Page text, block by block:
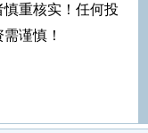
重核实！任何投
谨慎！